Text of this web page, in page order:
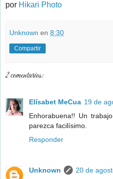
por Hikari Photo
Unknown en 8:30
Compartir
2 comentarios:
Elísabet MeCua 19 de
Enhorabuena!! Un
parezca facilísimo.
Responder
Unknown
20 de